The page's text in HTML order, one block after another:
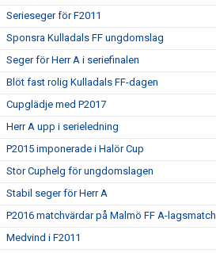
Serieseger för F2011
Sponsra Kulladals FF ungdomslag
Seger för Herr A i seriefinalen
Blöt fast rolig Kulladals FF-dagen
Cupglädje med P2017
Herr A upp i serieledning
P2015 imponerade i Halör Cup
Stor Cuphelg för ungdomslagen
Stabil seger för Herr A
P2016 matchvärdar på Malmö FF A-lagsmatch
Medvind i F2011